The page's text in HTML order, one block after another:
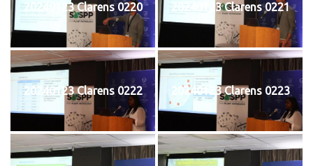
20240123 Clarens 0220 20240123 Clarens 0221
20240123 Clarens 0222 20240123 Clarens 0223